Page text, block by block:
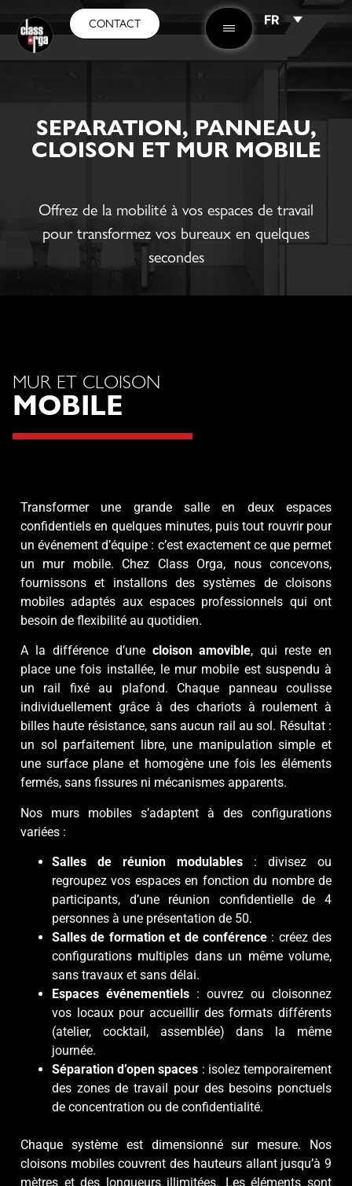
CONTACT FR
SEPARATION, PANNEAU,
CLOISON ET MUR MOBILE
Offrez de la mobilité à vos espaces de travail
pour transformez vos bureaux en quelques
secondes
MUR ET CLOISON
MOBILE
Transformer une grande salle en deux espaces
confidentiels en quelques minutes, puis tout rouvrir pour
un événement d’équipe : c’est exactement ce que permet
un mur mobile. Chez Class Orga, nous concevons,
fournissons et installons des systèmes de cloisons
mobiles adaptés aux espaces professionnels qui ont
besoin de flexibilité au quotidien.
A la différence d’une cloison amovible, qui reste en
place une fois installée, le mur mobile est suspendu à
un rail fixé au plafond. Chaque panneau coulisse
individuellement grâce à des chariots à roulement à
billes haute résistance, sans aucun rail au sol. Résultat :
un sol parfaitement libre, une manipulation simple et
une surface plane et homogène une fois les éléments
fermés, sans fissures ni mécanismes apparents.
Nos murs mobiles s’adaptent à des configurations
variées :
Salles de réunion modulables : divisez ou
regroupez vos espaces en fonction du nombre de
participants, d’une réunion confidentielle de 4
personnes à une présentation de 50.
Salles de formation et de conférence: créez des
configurations multiples dans un même volume,
sans travaux et sans délai.
Espaces événementiels : ouvrez ou cloisonnez
vos locaux pour accueillir des formats différents
(atelier, cocktail, assemblée) dans la même
journée.
Séparation d’open spaces : isolez temporairement
des zones de travail pour des besoins ponctuels
de concentration ou de confidentialité.
Chaque système est dimensionné sur mesure. Nos
cloisons mobiles couvrent des hauteurs allant jusqu’à 9
mètres et des longueurs illimitées. Les éléments sont